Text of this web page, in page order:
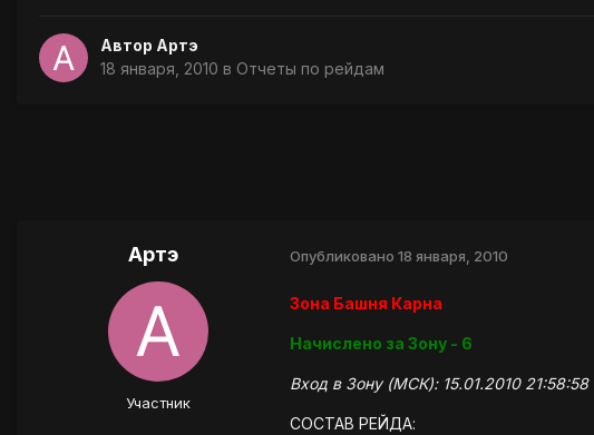
Автор Артэ
18 января, 2010 в Отчеты по рейдам
Артэ
Участник
Опубликовано 18 января, 2010
Зона Башня Карна
Начислено за Зону - 6
Вход в Зону (МСК): 15.01.2010 21:58:58
СОСТАВ РЕЙДА: